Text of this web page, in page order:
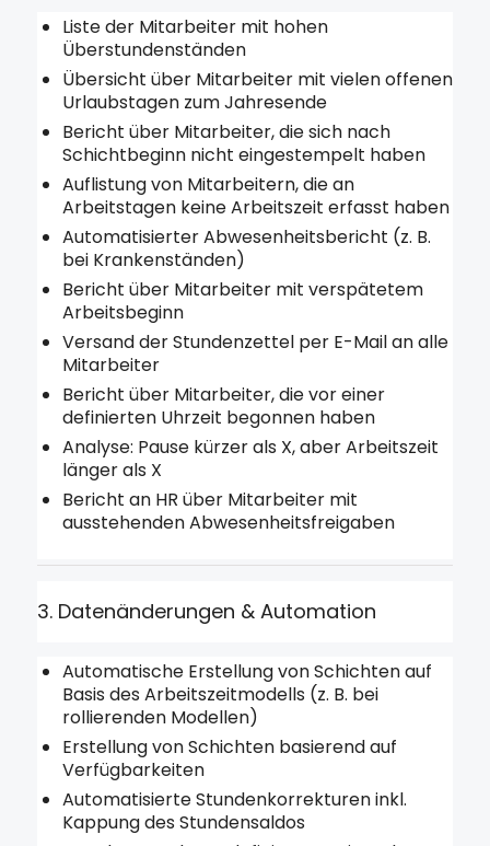
Liste der Mitarbeiter mit hohen
Überstundenständen
Übersicht über Mitarbeiter mit vielen offenen
Urlaubstagen zum Jahresende
Bericht über Mitarbeiter, die sich nach
Schichtbeginn nicht eingestempelt haben
Auflistung von Mitarbeitern, die an
Arbeitstagen keine Arbeitszeit erfasst haben
Automatisierter Abwesenheitsbericht (z. B.
bei Krankenständen)
Bericht über Mitarbeiter mit verspätetem
Arbeitsbeginn
Versand der Stundenzettel per E-Mail an alle
Mitarbeiter
Bericht über Mitarbeiter, die vor einer
definierten Uhrzeit begonnen haben
Analyse: Pause kürzer als X, aber Arbeitszeit
länger als X
Bericht an HR über Mitarbeiter mit
ausstehenden Abwesenheitsfreigaben
3. Datenänderungen & Automation
Automatische Erstellung von Schichten auf
Basis des Arbeitszeitmodells (z. B. bei
rollierenden Modellen)
Erstellung von Schichten basierend auf
Verfügbarkeiten
Automatisierte Stundenkorrekturen inkl.
Kappung des Stundensaldos